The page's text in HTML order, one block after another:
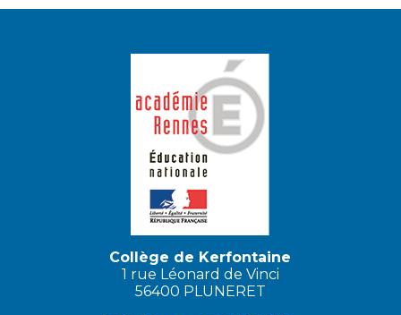
Collège de Kerfontaine
1 rue Léonard de Vinci
56400 PLUNERET